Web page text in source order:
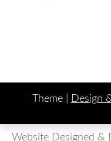
Theme | Design
Website Designed &